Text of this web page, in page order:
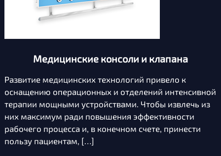
Медицинские консоли и клапана
Развитие медицинских технологий привело к
оснащению операционных и отделений интенсивной
терапии мощными устройствами. Чтобы извлечь из
них максимум ради повышения эффективности
рабочего процесса и, в конечном счете, принести
пользу пациентам, […]